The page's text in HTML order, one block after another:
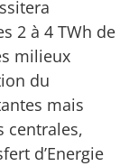
2 à 4 TWh de
milieux
du
mais
centrales,
d’Energie